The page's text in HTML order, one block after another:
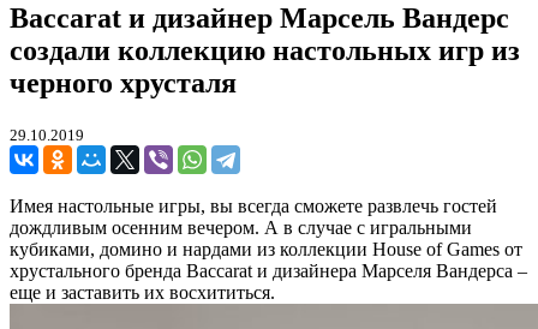
Baccarat и дизайнер Марсель Вандерс
создали коллекцию настольных игр из
черного хрусталя
29.10.2019
Имея настольные игры, вы всегда сможете развлечь гостей
дождливым осенним вечером. А в случае с игральными
кубиками, домино и нардами из коллекции House of Games от
хрустального бренда Baccarat и дизайнера Марселя Вандерса –
еще и заставить их восхититься.